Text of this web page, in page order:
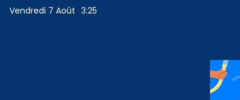
Vendredi 7 Août 3:25